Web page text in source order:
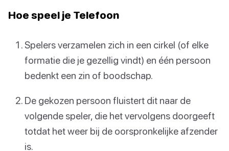
Hoe speel je Telefoon
Spelers verzamelen zich in een cirkel (of elke
formatie die je gezellig vindt) en één persoon
bedenkt een zin of boodschap.
De gekozen persoon fluistert dit naar de
volgende speler, die het vervolgens doorgeeft
totdat het weer bij de oorspronkelijke afzender
is.